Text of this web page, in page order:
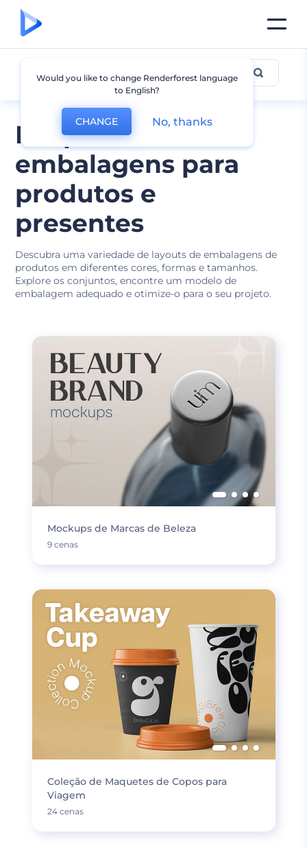
Maquetes de
embalagens para
produtos e
presentes
Descubra uma variedade de layouts de embalagens de
produtos em diferentes cores, formas e tamanhos.
Explore os conjuntos, encontre um modelo de
embalagem adequado e otimize-o para o seu projeto.
Embalagem
Mockups de Marcas de Beleza
9 cenas
Coleção de Maquetes de Copos para
Viagem
24 cenas
Would you like to change Renderforest language
to English?
CHANGE No, thanks